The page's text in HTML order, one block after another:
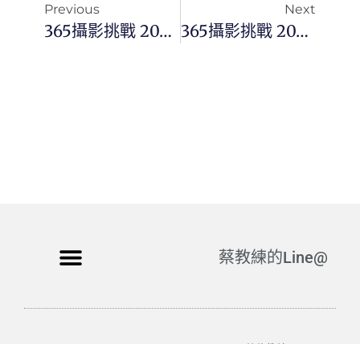
Previous
365攝影挑戰 20251219(五)353/365 Day3622
Next
365攝影挑戰 20251221(日)355/365 Day3624
蔡教練的Line@